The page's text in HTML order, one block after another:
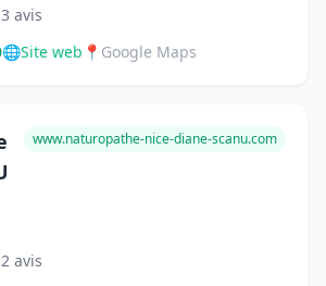
3 avis
🌐Site web 📍 Google Maps
www.naturopathe-nice-diane-scanu.com
2 avis